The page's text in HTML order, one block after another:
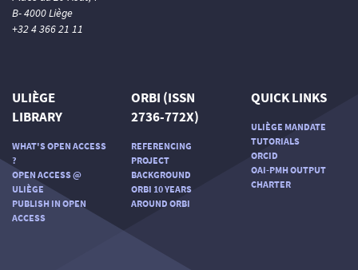
B- 4000 Liège
+32 4 366 21 11
ULIÈGE
LIBRARY
WHAT'S OPEN ACCESS
?
OPEN ACCESS @
ULIÈGE
PUBLISH IN OPEN
ACCESS
ORBI (ISSN
2736-772X)
REFERENCING
PROJECT
BACKGROUND
ORBI 10 YEARS
AROUND ORBI
QUICK LINKS
ULIÈGE MANDATE
TUTORIALS
ORCID
OAI-PMH OUTPUT
CHARTER